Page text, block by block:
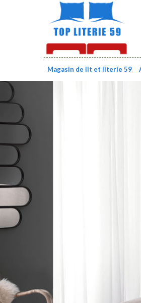
Magasin de lit et literie 59